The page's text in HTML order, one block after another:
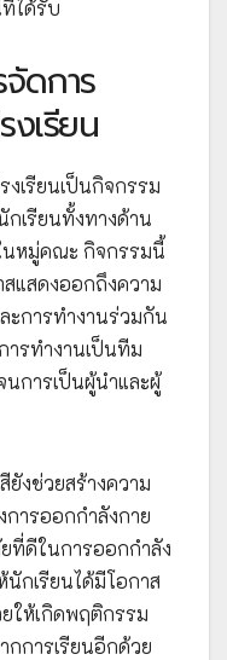
ได้รับ
ดการ
งเรียน
เรียนเป็นกิจกรรม
เรียนทั้งทางด้าน
นหมู่คณะ กิจกรรมนี้
สแสดงออกถึงความ
ะการทำงานร่วมกัน
ารทำงานเป็นทีม
การเป็นผู้นำและผู้
งช่วยสร้างความ
ารออกกำลังกาย
ที่ดีในการออกกำลัง
นักเรียนได้มีโอกาส
ให้เกิดพฤติกรรม
กการเรียนอีกด้วย